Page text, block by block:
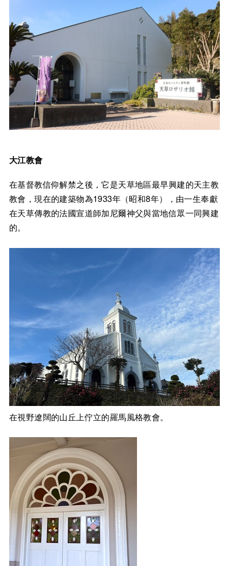
大江教會
在基督教信仰解禁之後，它是天草地區最早興建的天主教
教會，現在的建築物為1933年（昭和8年），由一生奉獻
在天草傳教的法國宣道師加尼爾神父與當地信眾一同興建
的。
在視野遼闊的山丘上佇立的羅馬風格教會。